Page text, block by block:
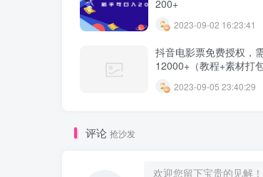
200+
2023-09-02 16:23:41
抖音电影票免费授权，
12000+（教程+素材打包
2023-09-05 23:40:29
评论 抢沙发